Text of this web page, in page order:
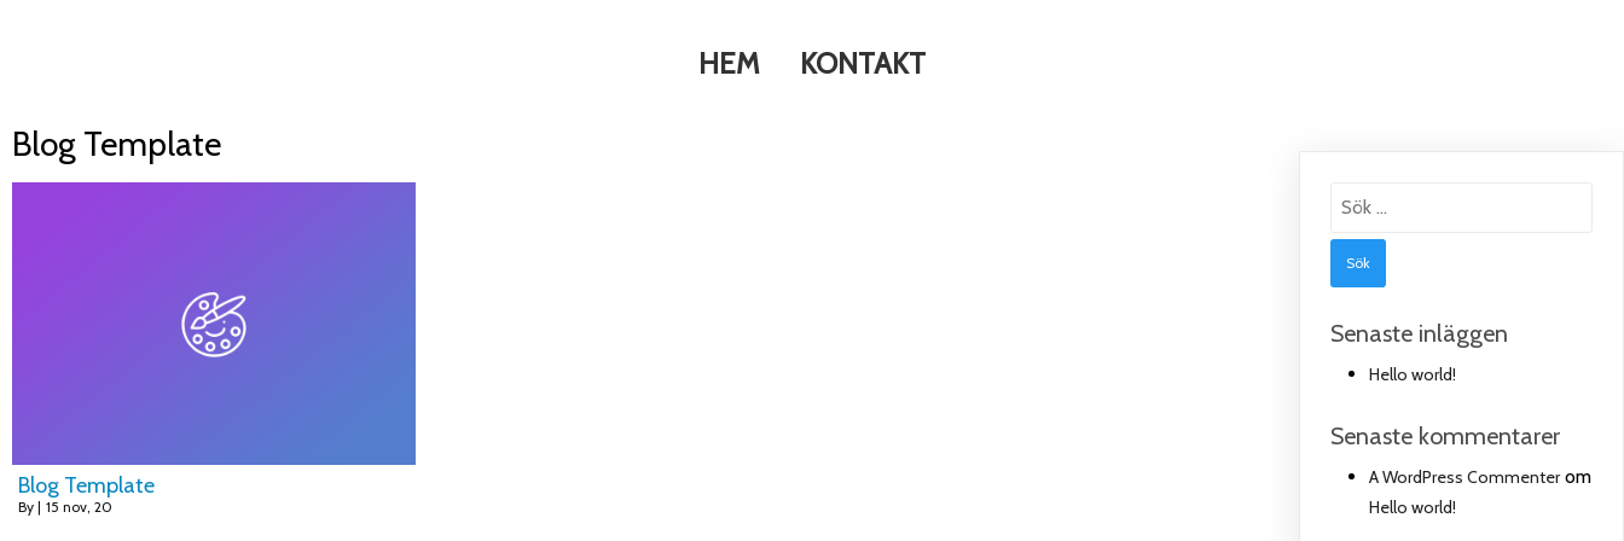
HEM KONTAKT
Blog Template
Blog Template
By | 15 nov, 20
efter:
Senaste inläggen
Hello world!
Senaste kommentarer
A WordPress Commenterom
Hello world!